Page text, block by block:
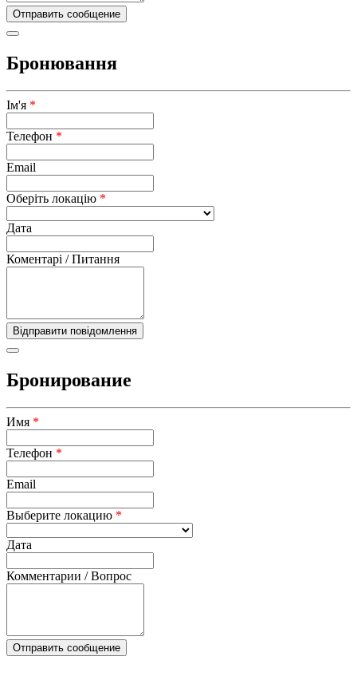
Бронювання
Ім'я *
Телефон *
Email
Оберіть локацію *
Дата
Коментарі / Питання
Бронирование
Имя *
Телефон *
Email
Выберите локацию *
Дата
Комментарии / Вопрос